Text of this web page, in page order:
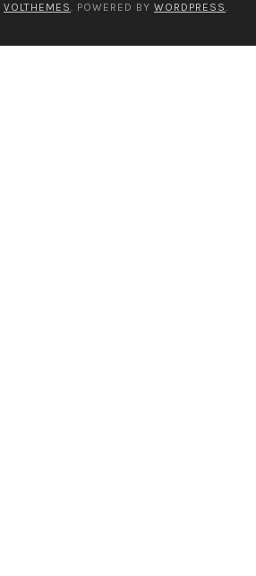
VOLTHEMES. POWERED BY WORDPRESS.